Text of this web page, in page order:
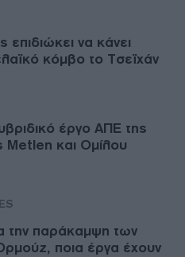
να κάνει
κόμβο το Τσεϊχάν
έργο ΑΠΕ της
Metlen και Ομίλου
την παράκαμψη των
ποια έργα έχουν